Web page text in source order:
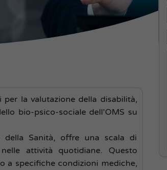
la valutazione della disabilità,
bio-psico-sociale dell'OMS su
della Sanità, offre una scala di
attività quotidiane. Questo
a specifiche condizioni mediche,